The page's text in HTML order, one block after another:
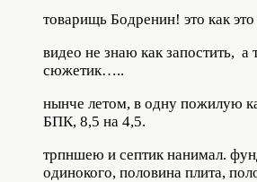
товарищь Бодренин! это как
видео не знаю как запостить, а
сюжетик…..
нынче летом, в одну пожилую
БПК, 8,5 на 4,5.
трпншею и септик нанимал.
одинокого, половина плита,